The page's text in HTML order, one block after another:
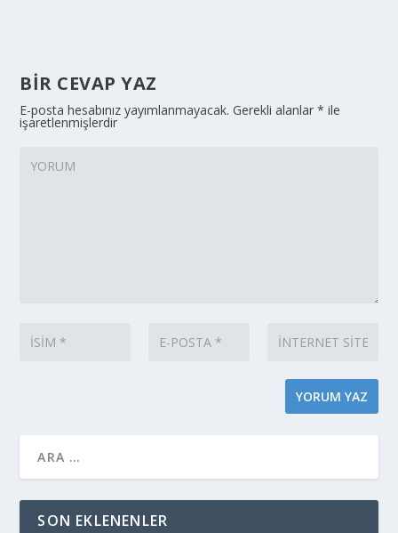
BIR CEVAP YAZ
E-posta hesabınız yayımlanmayacak. Gerekli alanlar* ile
işaretlenmişlerdir
SON EKLENENLER